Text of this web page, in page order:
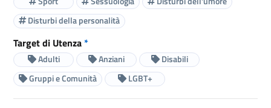
Disturbi della personalità
Target di Utenza*
Adulti Anziani
Disabili
Gruppi e Comunità
LGBT+